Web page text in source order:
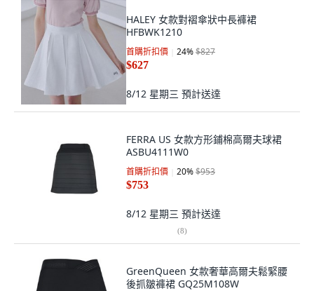
HALEY 女款對褶傘狀中長褲裙
HFBWK1210
首購折扣價 24%$827
$627
8/12 星期三 預計送達
FERRA US 女款方形鋪棉高爾夫球裙
ASBU4111W0
首購折扣價 20%$953
$753
8/12 星期三 預計送達
(8)
GreenQueen 女款奢華高爾夫鬆緊腰
後抓皺褲裙 GQ25M108W